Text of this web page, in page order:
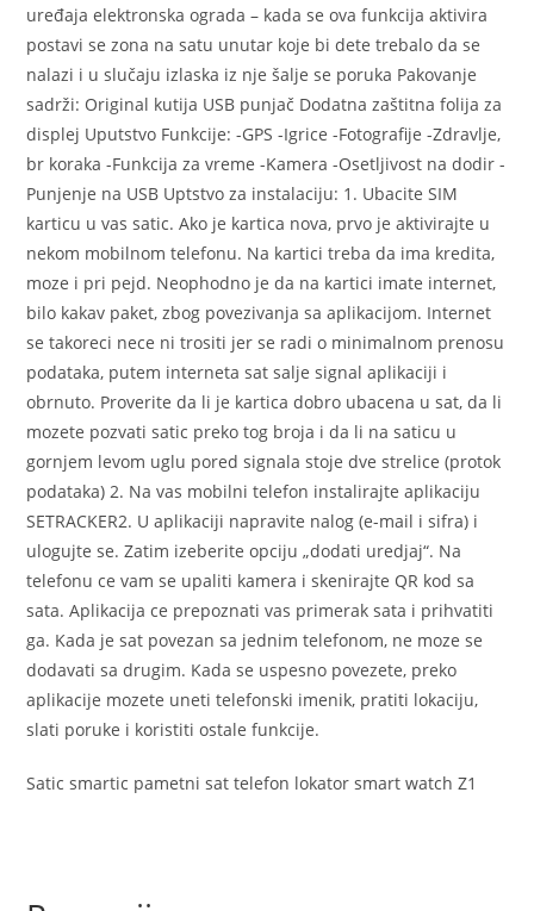
uređaja elektronska ograda – kada se ova funkcija aktivira
postavi se zona na satu unutar koje bi dete trebalo da se
nalazi i u slučaju izlaska iz nje šalje se poruka Pakovanje
sadrži: Original kutija USB punjač Dodatna zaštitna folija za
displej Uputstvo Funkcije: -GPS -Igrice -Fotografije -Zdravlje,
br koraka -Funkcija za vreme -Kamera -Osetljivost na dodir -
Punjenje na USB Uptstvo za instalaciju: 1. Ubacite SIM
karticu u vas satic. Ako je kartica nova, prvo je aktivirajte u
nekom mobilnom telefonu. Na kartici treba da ima kredita,
moze i pri pejd. Neophodno je da na kartici imate internet,
bilo kakav paket, zbog povezivanja sa aplikacijom. Internet
se takoreci nece ni trositi jer se radi o minimalnom prenosu
podataka, putem interneta sat salje signal aplikaciji i
obrnuto. Proverite da li je kartica dobro ubacena u sat, da li
mozete pozvati satic preko tog broja i da li na saticu u
gornjem levom uglu pored signala stoje dve strelice (protok
podataka) 2. Na vas mobilni telefon instalirajte aplikaciju
SETRACKER2. U aplikaciji napravite nalog (e-mail i sifra) i
ulogujte se. Zatim izeberite opciju „dodati uredjaj“. Na
telefonu ce vam se upaliti kamera i skenirajte QR kod sa
sata. Aplikacija ce prepoznati vas primerak sata i prihvatiti
ga. Kada je sat povezan sa jednim telefonom, ne moze se
dodavati sa drugim. Kada se uspesno povezete, preko
aplikacije mozete uneti telefonski imenik, pratiti lokaciju,
slati poruke i koristiti ostale funkcije.
Satic smartic pametni sat telefon lokator smart watch Z1